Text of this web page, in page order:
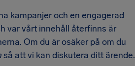
kampanjer och en engagerad
var vårt innehåll återfinns är
Om du är osäker på om du
så att vi kan diskutera ditt ärende.